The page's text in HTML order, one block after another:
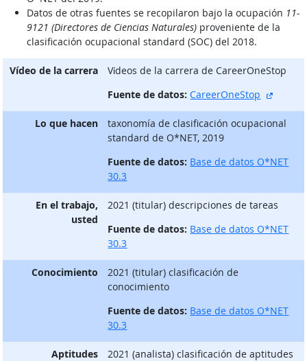
Datos de otras fuentes se recopilaron bajo la ocupación 11-
9121 (Directores de Ciencias Naturales)proveniente de la
clasificación ocupacional standard (SOC) del 2018.
Vídeo de la carrera
Vίdeos de la carrera de CareerOneStop
Fuente de datos: CareerOneStop
Lo que hacen
taxonomía de clasificación ocupacional
standard de O*NET, 2019
Fuente de datos: Base de datos O*NET
30.3
En el trabajo,
usted
2021 (titular) descripciones de tareas
Fuente de datos: Base de datos O*NET
30.3
Conocimiento
2021 (titular) clasificación de
conocimiento
Fuente de datos: Base de datos O*NET
30.3
Aptitudes
2021 (analista) clasificación de aptitudes